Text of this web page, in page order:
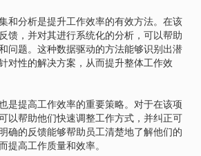
和分析是提升工作效率的有效方法。在该
馈，并对其进行系统化的分析，可以帮助
问题。这种数据驱动的方法能够识别出潜
对性的解决方案，从而提升整体工作效
是提高工作效率的重要策略。对于在该项
以帮助他们快速调整工作方式，并纠正可
确的反馈能够帮助员工清楚地了解他们的
提高工作质量和效率。